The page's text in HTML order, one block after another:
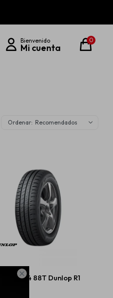

0
Recomendados
185/70 R14 88T Dunlop R1